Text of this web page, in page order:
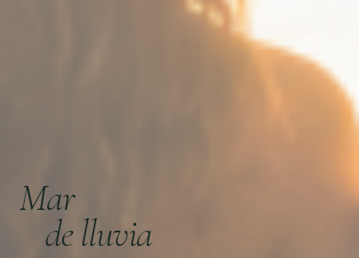
Mar
de lluvia